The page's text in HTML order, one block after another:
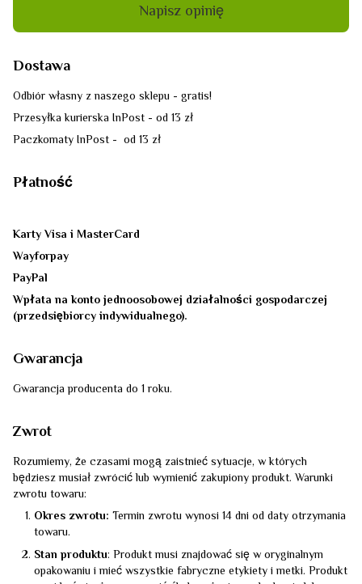
Napisz opinię
Dostawa
Odbiór własny z naszego sklepu - gratis!
Przesyłka kurierska InPost - od 13 zł
Paczkomaty InPost - od 13 zł
Płatność
Karty Visa i MasterCard
Wayforpay
PayPal
Wpłata na konto jednoosobowej działalności gospodarczej
(przedsiębiorcy indywidualnego).
Gwarancja
Gwarancja producenta do 1 roku.
Zwrot
Rozumiemy, że czasami mogą zaistnieć sytuacje, w których
będziesz musiał zwrócić lub wymienić zakupiony produkt. Warunki
zwrotu towaru:
Okres zwrotu: Termin zwrotu wynosi 14 dni od daty otrzymania
towaru.
Stan produktu: Produkt musi znajdować się w oryginalnym
opakowaniu i mieć wszystkie fabryczne etykiety i metki. Produkt